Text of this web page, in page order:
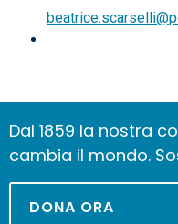
Dal 1859 la nostra
cambia il mondo.
DONA ORA